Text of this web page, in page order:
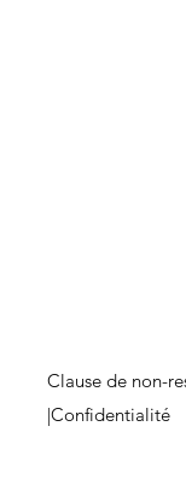
Clause de non-
|Confidentialité